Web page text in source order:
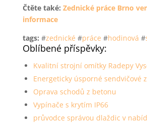
Čtěte také: Zednické práce Brno
informace
tags: #zednické #práce #hodinová #
Oblíbené příspěvky:
Kvalitní strojní omítky Radepy
Energeticky úsporné sendvičové
Oprava schodů z betonu
Vypínače s krytím IP66
průvodce správou dlaždic v